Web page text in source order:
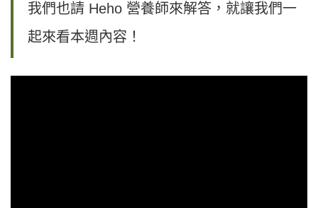
我們也請 Heho 營養師來解答，就讓我們一
起來看本週內容！